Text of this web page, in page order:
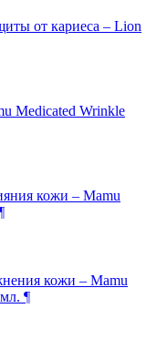
от кариеса – Lion
Medicated Wrinkle
кожи – Mamu
кожи – Mamu
¶